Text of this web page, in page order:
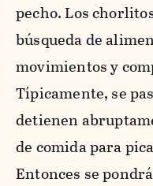
pecho. Los
búsqueda de
movimientos y
Típicamente, se
detienen
de comida para
Entonces se